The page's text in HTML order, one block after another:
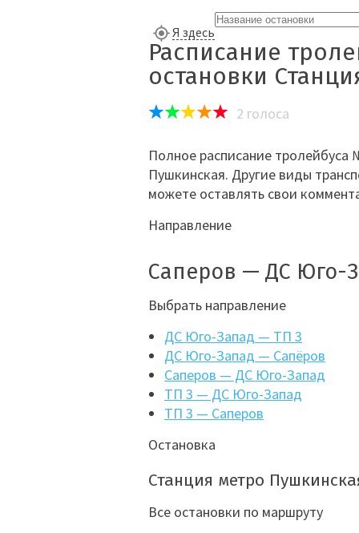
Я здесь
Расписание
остановки
2 голоса
Полное расписание
Пушкинская. Другие виды
можете оставлять свои
Направление
Саперов — ДС Юго-
Выбрать направление
ДС Юго-Запад — ТП 3
ДС Юго-Запад — Сапёров
Саперов — ДС Юго-Запад
ТП 3 — ДС Юго-Запад
ТП 3 — Саперов
Остановка
Станция метро
Все остановки по маршруту